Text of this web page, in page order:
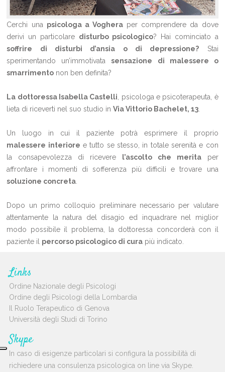
Cerchi una psicologa a Voghera per comprendere da dove
derivi un particolare disturbo psicologico? Hai cominciato a
soffrire di disturbi d’ansia o di depressione? Stai
sperimentando un’immotivatasensazione di malessere o
smarrimento non ben definita?
La dottoressa Isabella Castelli , psicologa e psicoterapeuta, è
lieta di riceverti nel suo studio inVia Vittorio Bachelet, 13
Un luogo in cui il paziente potrà esprimere il proprio
malessere interiore e tutto se stesso, in totale serenità e con
la consapevolezza di ricevere l’ascolto che meritaper
affrontare i momenti di sofferenza più difficili e trovare una
soluzione concreta
Dopo un primo colloquio preliminare necessario per valutare
attentamente la natura del disagio ed inquadrare nel miglior
modo possibile il problema, la dottoressa concorderà con il
paziente il percorso psicologico di cura più indicato.
Links
Ordine Nazionale degli Psicologi
Ordine degli Psicologi della Lombardia
Il Ruolo Terapeutico di Genova
Università degli Studi di Torino
Skype
In caso di esigenze particolari si configura la possibilità di
richiedere una consulenza psicologica on line via Skype.